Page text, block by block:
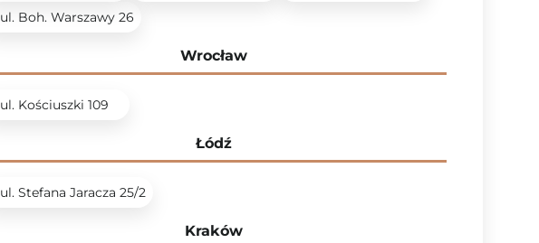
ul. Boh. Warszawy 26
Wrocław
ul. Kościuszki 109
Łódź
ul. Stefana Jaracza 25/2
Kraków